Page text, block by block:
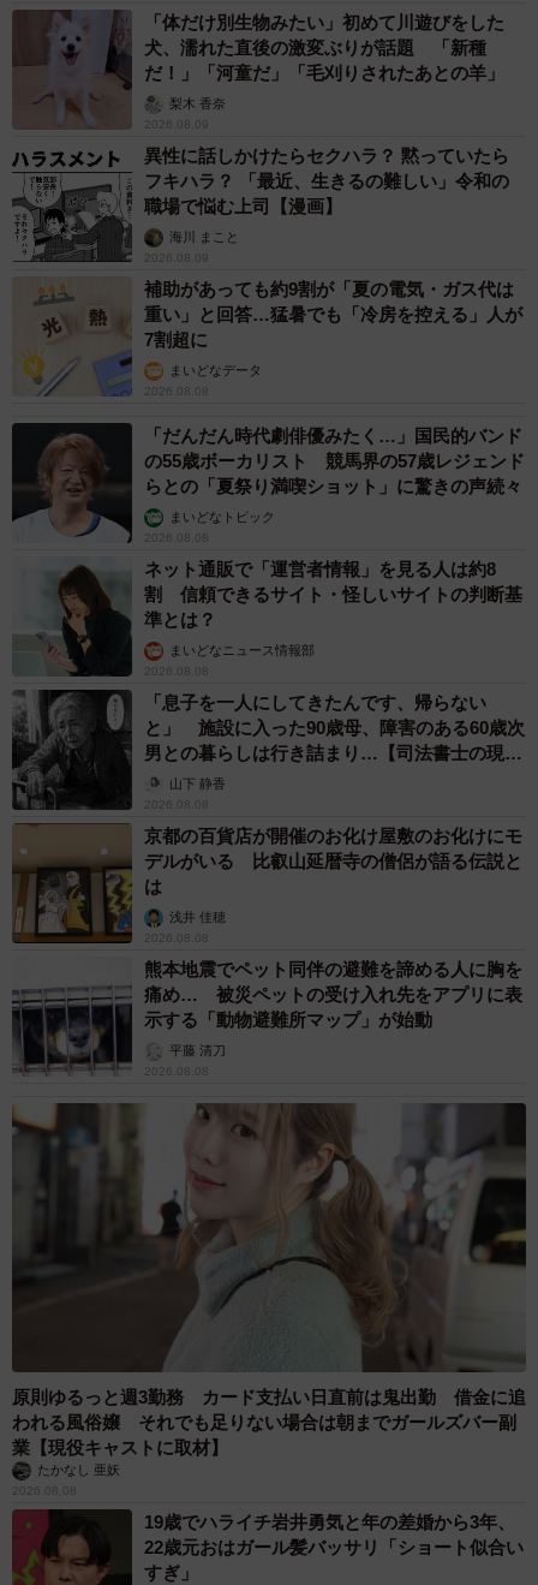
「体だけ別生物みたい」初めて川遊びをした
犬、濡れた直後の激変ぶりが話題 「新種
だ！」「河童だ」「毛刈りされたあとの羊」
梨木 香奈
2026.08.09
異性に話しかけたらセクハラ？ 黙っていたら
フキハラ？ 「最近、生きるの難しい」令和の
職場で悩む上司【漫画】
海川 まこと
2026.08.09
補助があっても約9割が「夏の電気・ガス代は
重い」と回答…猛暑でも「冷房を控える」人が
7割超に
まいどなデータ
2026.08.08
「だんだん時代劇俳優みたく…」国民的バンド
の55歳ボーカリスト 競馬界の57歳レジェンド
らとの「夏祭り満喫ショット」に驚きの声続々
まいどなトピック
2026.08.08
ネット通販で「運営者情報」を見る人は約8
割 信頼できるサイト・怪しいサイトの判断基
準とは？
まいどなニュース情報部
2026.08.08
「息子を一人にしてきたんです、帰らない
と」 施設に入った90歳母、障害のある60歳次
男との暮らしは行き詰まり…【司法書士の現場
から】山下 静香
2026.08.08
京都の百貨店が開催のお化け屋敷のお化けにモ
デルがいる 比叡山延暦寺の僧侶が語る伝説と
は
浅井 佳穂
2026.08.08
熊本地震でペット同伴の避難を諦める人に胸を
痛め… 被災ペットの受け入れ先をアプリに表
示する「動物避難所マップ」が始動
平藤 清刀
2026.08.08
原則ゆるっと週3勤務 カード支払い日直前は鬼出勤 借金に追
われる風俗嬢 それでも足りない場合は朝までガールズバー副
業【現役キャストに取材】
たかなし 亜妖
2026.08.08
19歳でハライチ岩井勇気と年の差婚から3年、
22歳元おはガール髪バッサリ「ショート似合い
すぎ」